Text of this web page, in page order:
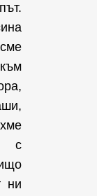
с
ни